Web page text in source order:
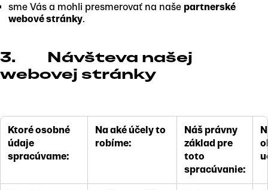
sme Vás a mohli presmerovať na naše partnerské
webové stránky.
3. Návšteva našej
webovej stránky
Ktoré osobné
údaje
spracúvame:
Na aké účely to
robíme:
Náš právny
základ pre
toto
spracúvanie: